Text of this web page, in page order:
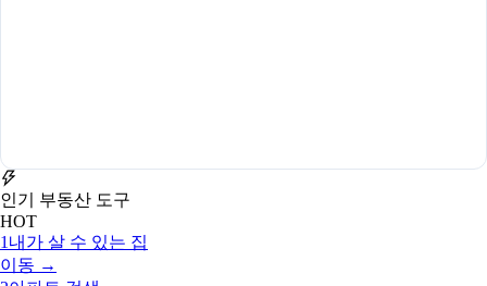
인기 부동산 도구
HOT
1 내가 살 수 있는 집
이동 →